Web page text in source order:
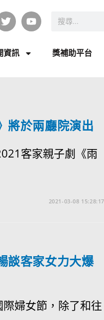
資訊 獎補助平台
將於兩廳院演出
客家親子劇《雨
2021-03-08 15:28:17
談客家女力大爆
婦女節，除了和往